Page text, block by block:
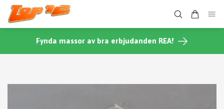
Fynda massor av bra erbjudanden REA!